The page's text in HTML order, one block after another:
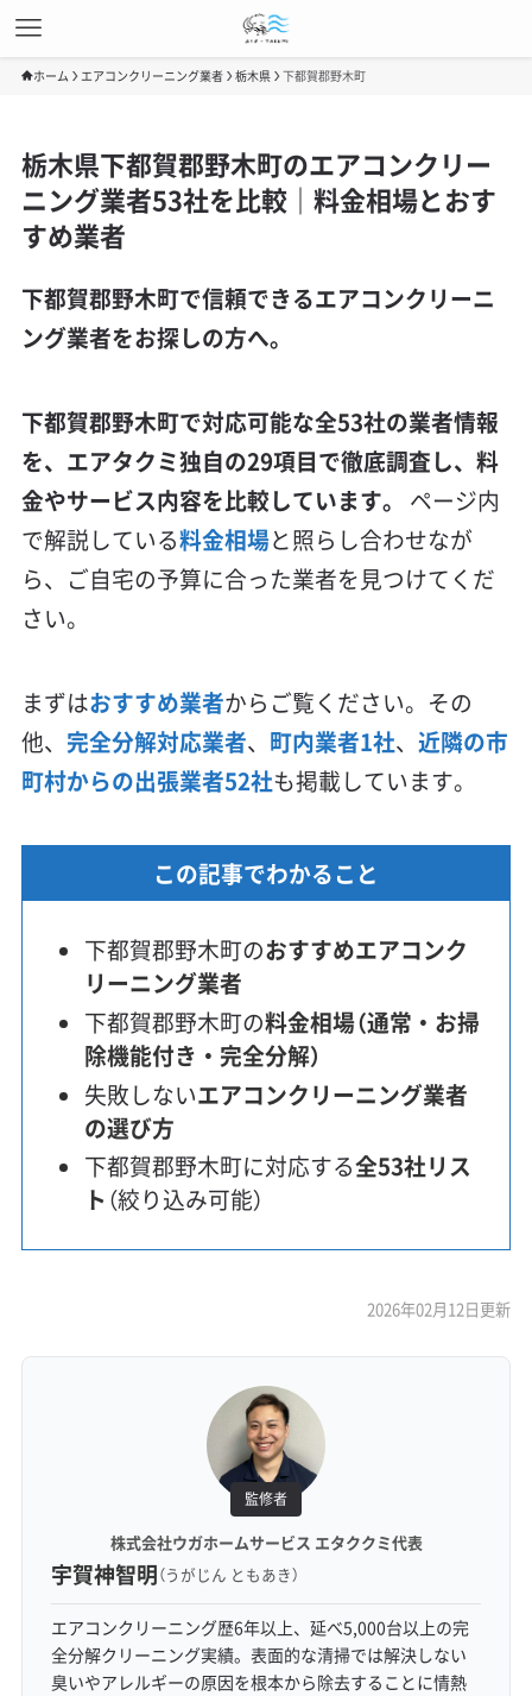
ホーム エアコンクリーニング業者 栃木県 下都賀郡野木町
栃木県下都賀郡野木町のエアコンクリー
ニング業者53社を比較｜料金相場とおす
すめ業者
下都賀郡野木町で信頼できるエアコンクリーニ
ング業者をお探しの方へ。
下都賀郡野木町で対応可能な全53社の業者情報
を、エアタクミ独自の29項目で徹底調査し、料
金やサービス内容を比較しています。
ページ内
で解説している料金相場と照らし合わせなが
ら、ご自宅の予算に合った業者を見つけてくだ
さい。
まずはおすすめ業者からご覧ください。その
他、 完全分解対応業者、 町内業者1社、 近隣の市
町村からの出張業者52社も掲載しています。
この記事でわかること
下都賀郡野木町のおすすめエアコンク
リーニング業者
下都賀郡野木町の料金相場（通常・お掃
除機能付き・完全分解）
失敗しないエアコンクリーニング業者
の選び方
下都賀郡野木町に対応する全53社リス
ト （絞り込み可能）
2026年02月12日更新
監修者
株式会社ウガホームサービス エタククミ代表
宇賀神智明（うがじん ともあき）
エアコンクリーニング歴6年以上、延べ5,000台以上の完
全分解クリーニング実績。表面的な清掃では解決しない
臭いやアレルギーの原因を根本から除去することに情熱